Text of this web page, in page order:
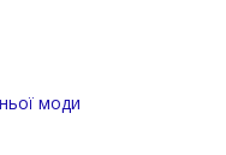
моди